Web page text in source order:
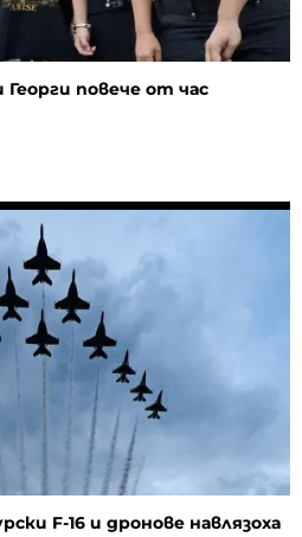
повече от час
F-16 и дронове навлязоха